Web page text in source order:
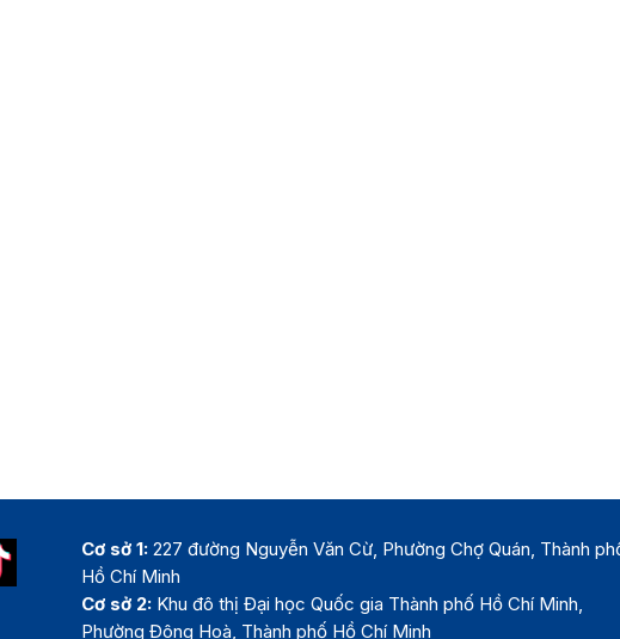
Cơ sở 1: 227 đường Nguyễn Văn Cừ, Phường Chợ Quán, Thành
Hồ Chí Minh
Cơ sở 2: Khu đô thị Đại học Quốc gia Thành phố Hồ Chí Minh,
Phường Đông Hoà, Thành phố Hồ Chí Minh